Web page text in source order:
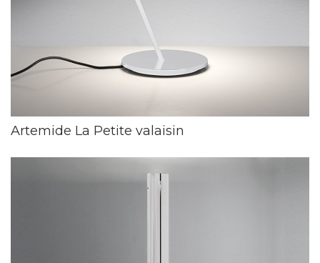
Artemide La Petite valaisin